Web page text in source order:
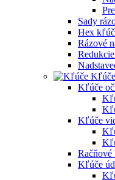
Sady
Hex
Rázové
Kľúče
Kľúče
Kľúče
Kľúče